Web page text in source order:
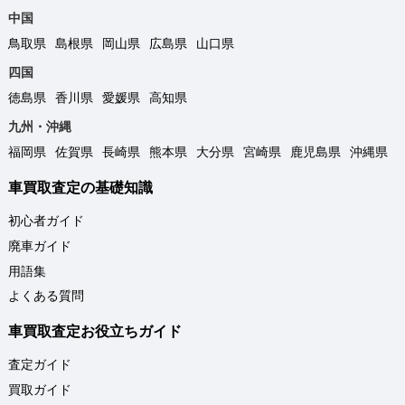
中国
鳥取県
島根県 岡山県 広島県
山口県
四国
徳島県
香川県 愛媛県
高知県
九州・沖縄
福岡県
佐賀県 長崎県 熊本県 大分県 宮崎県 鹿児島県 沖縄県
車買取査定の基礎知識
初心者ガイド
廃車ガイド
用語集
よくある質問
車買取査定お役立ちガイド
査定ガイド
買取ガイド